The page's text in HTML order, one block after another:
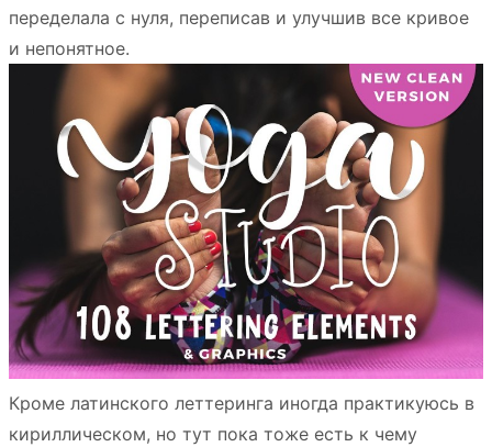
переделала с нуля, переписав и улучшив все кривое
и непонятное.
Кроме латинского леттеринга иногда практикуюсь в
кириллическом, но тут пока тоже есть к чему